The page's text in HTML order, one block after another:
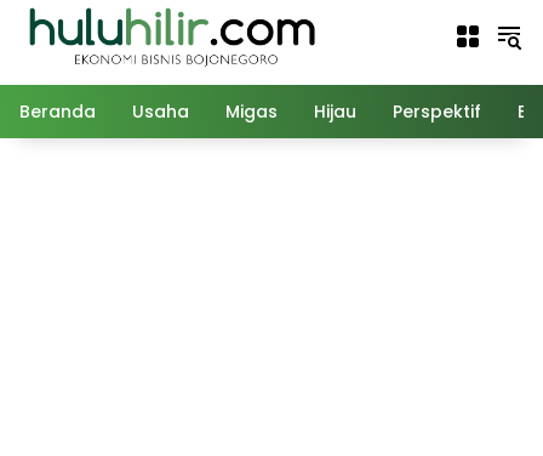
Langsung
Beranda Usaha Migas Hijau Perspektif